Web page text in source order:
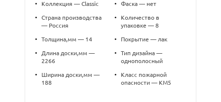
• Коллекция — Classic
•
Страна производства
— Россия
• Толщина,мм — 14
•
Длина доски,мм —
2266
•
Ширина доски,мм —
188
• Фаска — нет
•
Количество в
упаковке — 8
• Покрытие — лак
•
Тип дизайна —
однополосный
•
Класс пожарной
опасности — КМ5